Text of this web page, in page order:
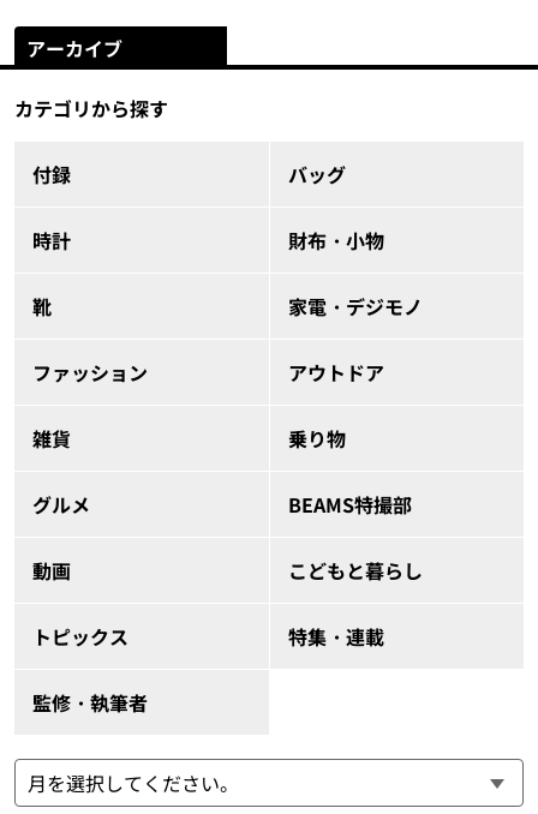
アーカイブ
カテゴリから探す
付録 バッグ
時計 財布・小物
靴 家電・デジモノ
ファッション アウトドア
雑貨 乗り物
グルメ BEAMS特撮部
動画 こどもと暮らし
トピックス 特集・連載
監修・執筆者